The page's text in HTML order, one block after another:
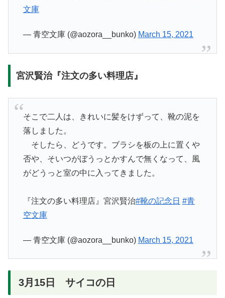
文庫
— 青空文庫 (@aozora__bunko) March 15, 2021
宮沢賢治『注文の多い料理店』
そこで二人は、きれいに髪をけずって、靴の泥を
落しました。
そしたら、どうです。ブラシを板の上に置くや
否や、そいつがぼうっとかすんで無くなって、風
がどうっと室の中に入ってきました。
『注文の多い料理店』宮沢賢治#靴の記念日 #青
空文庫
— 青空文庫 (@aozora__bunko) March 15, 2021
3月15日 サイコの日